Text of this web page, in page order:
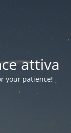
attiva
your patience!